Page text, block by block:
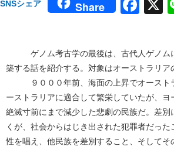
SNSシェア Share
ゲノム考古学の最後は、古代人ゲノムに
築する話を紹介する。対象はオーストラリア
９０００年前、海面の上昇でオーストラ
ーストラリアに適合して繁栄していたが、
絶滅寸前にまで減少した悲劇の民族だ。差
くが、社会からはじき出された犯罪者だっ
性を唱え、他民族を差別すること、そして